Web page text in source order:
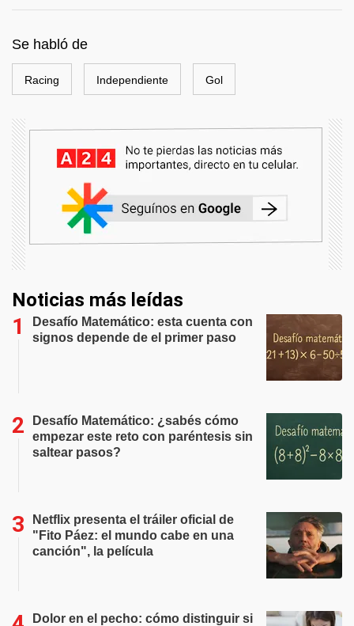
Se habló de
Racing Independiente Gol
Noticias más leídas
Desafío Matemático: esta cuenta con
signos depende de el primer paso
Desafío Matemático: ¿sabés cómo
empezar este reto con paréntesis sin
saltear pasos?
Netflix presenta el tráiler oficial de
"Fito Páez: el mundo cabe en una
canción", la película
Dolor en el pecho: cómo distinguir si